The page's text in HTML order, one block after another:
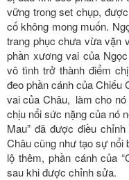
vững trong set chụp,
cố không mong muốn.
trang phục chưa vừa vặn
phần xương vai của
vô tình trở thành điểm
đeo phần cánh của Chiếu
vai của Châu, làm cho
chịu nổi sức nặng của nó
Mau” đã được điều
Châu cũng như tạo sự nổi
lộ thêm, phần cánh của
sau khi được chỉnh sửa.